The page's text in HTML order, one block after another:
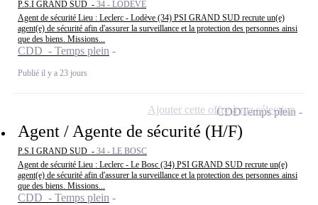
P.S.I GRAND SUD - 34 - LODÈVE
Agent de sécurité Lieu : Leclerc - Lodève (34) PSI GRAND SUD recrute un(e)
agent(e) de sécurité afin d'assurer la surveillance et la protection des personnes ainsi
que des biens. Missions...
CDD - Temps plein
Publié il y a 23 jours
Agent / Agente de sécurité (H/F)
P.S.I GRAND SUD - 34 - LE BOSC
Agent de sécurité Lieu : Leclerc - Le Bosc (34) PSI GRAND SUD recrute un(e)
agent(e) de sécurité afin d'assurer la surveillance et la protection des personnes ainsi
que des biens. Missions...
CDD - Temps plein
CDDTemps plein
Ajouter cette offre à ma sélection